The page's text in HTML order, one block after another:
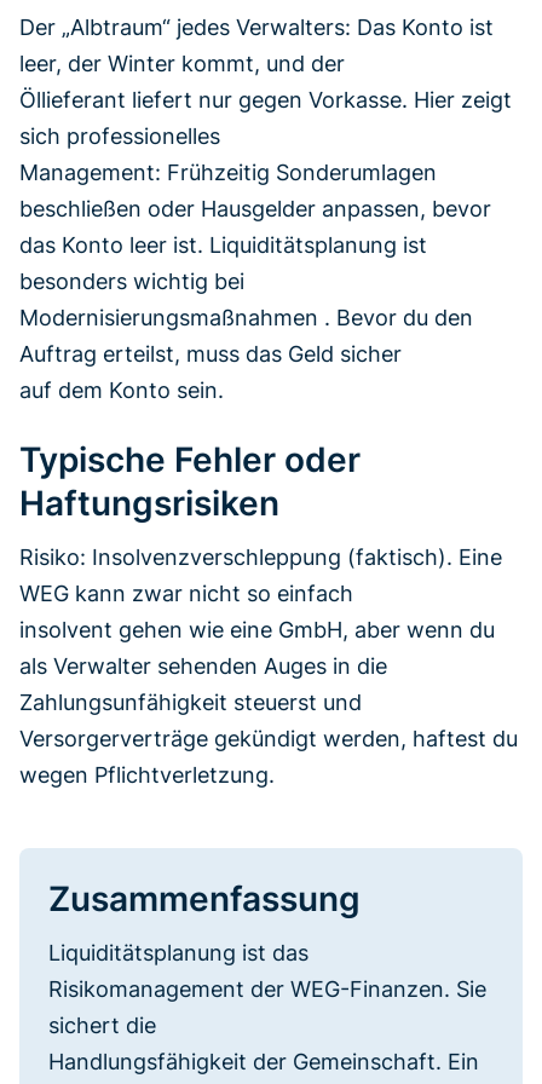
Der „Albtraum“ jedes Verwalters: Das Konto ist
leer, der Winter kommt, und der
Öllieferant liefert nur gegen Vorkasse. Hier zeigt
sich professionelles
Management: Frühzeitig Sonderumlagen
beschließen oder Hausgelder anpassen, bevor
das Konto leer ist. Liquiditätsplanung ist
besonders wichtig bei
Modernisierungsmaßnahmen . Bevor du den
Auftrag erteilst, muss das Geld sicher
auf dem Konto sein.
Typische Fehler oder
Haftungsrisiken
Risiko: Insolvenzverschleppung (faktisch). Eine
WEG kann zwar nicht so einfach
insolvent gehen wie eine GmbH, aber wenn du
als Verwalter sehenden Auges in die
Zahlungsunfähigkeit steuerst und
Versorgerverträge gekündigt werden, haftest du
wegen Pflichtverletzung.
Zusammenfassung
Liquiditätsplanung ist das
Risikomanagement der WEG-Finanzen. Sie
sichert die
Handlungsfähigkeit der Gemeinschaft. Ein